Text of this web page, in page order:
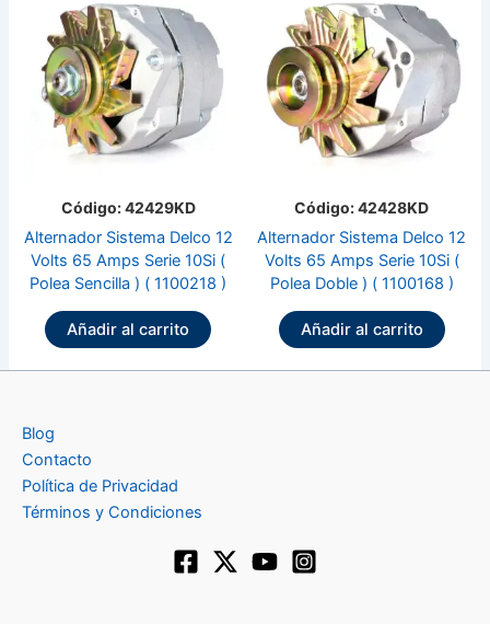
Código: 42429KD
Alternador Sistema Delco 12
Volts 65 Amps Serie 10Si (
Polea Sencilla ) ( 1100218 )
Añadir al carrito
Código: 42428KD
Alternador Sistema Delco 12
Volts 65 Amps Serie 10Si (
Polea Doble ) ( 1100168 )
Añadir al carrito
Blog
Contacto
Política de Privacidad
Términos y Condiciones